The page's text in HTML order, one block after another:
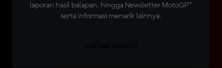
laporan hasil balapan, hingga Newsletter MotoGP™
serta informasi menarik lainnya.